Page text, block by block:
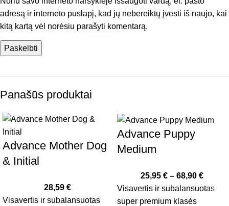
adresą ir interneto puslapį, kad jų nebereiktų įvesti iš naujo, kai
kitą kartą vėl norėsiu parašyti komentarą.
Panašūs produktai
Advance Mother Dog
& Initial
28,59 €
Visavertis ir subalansuotas
Advance Puppy
Medium
25,95 € – 68,90 €
Visavertis ir subalansuotas
super premium klasės